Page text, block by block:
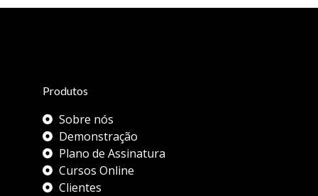
Produtos
Sobre nós
Demonstração
Plano de Assinatura
Cursos Online
Clientes